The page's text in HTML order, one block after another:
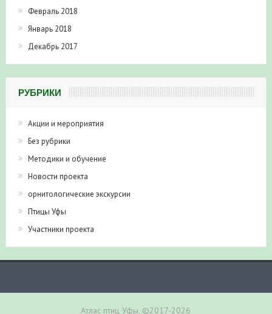
Февраль 2018
Январь 2018
Декабрь 2017
РУБРИКИ
Акции и мероприятия
Без рубрики
Методики и обучение
Новости проекта
орнитологические экскурсии
Птицы Уфы
Участники проекта
Атлас птиц Уфы, ©2017-2026